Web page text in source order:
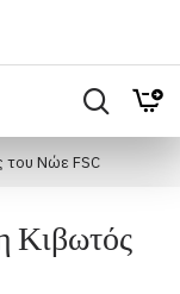
του Νώε FSC
Κιβωτός